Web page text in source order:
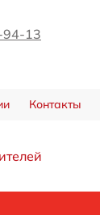
94-13
Контакты